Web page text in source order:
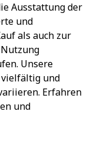
Ausstattung der
und
als auch zur
Unsere
und
Erfahren
und